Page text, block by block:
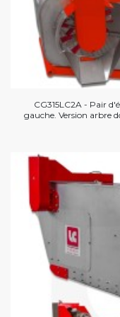
CG315LC2A - Pair
gauche. Version arbre